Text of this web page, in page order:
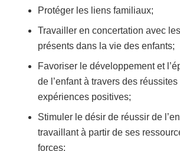
Protéger les liens familiaux;
Travailler en concertation avec
présents dans la vie des enfants;
Favoriser le développement et
de l’enfant à travers des réussites
expériences positives;
Stimuler le désir de réussir de
travaillant à partir de ses
forces;